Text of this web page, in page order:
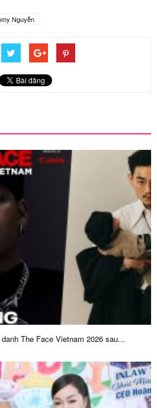
Nguyễn
The Face Vietnam 2026 sau...